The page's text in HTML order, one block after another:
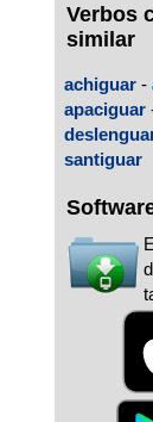
Verbos
similar
achiguar -
apaciguar
santiguar